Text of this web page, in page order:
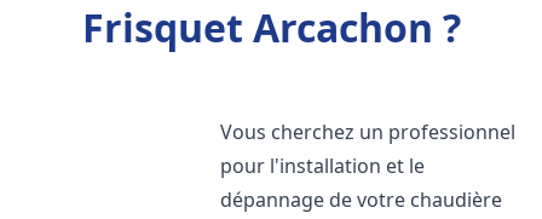
Frisquet Arcachon ?
Vous cherchez un professionnel
pour l'installation et le
dépannage de votre chaudière